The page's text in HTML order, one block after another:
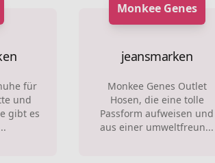
für
und
gibt es
Monkee Genes
jeansmarken
Monkee Genes Outlet
Hosen, die eine tolle
Passform aufweisen und
aus einer umweltfreun...